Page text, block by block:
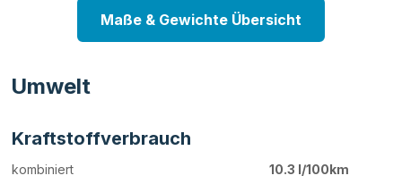
Maße & Gewichte Übersicht
Umwelt
Kraftstoffverbrauch
kombiniert 10.3 l/100km